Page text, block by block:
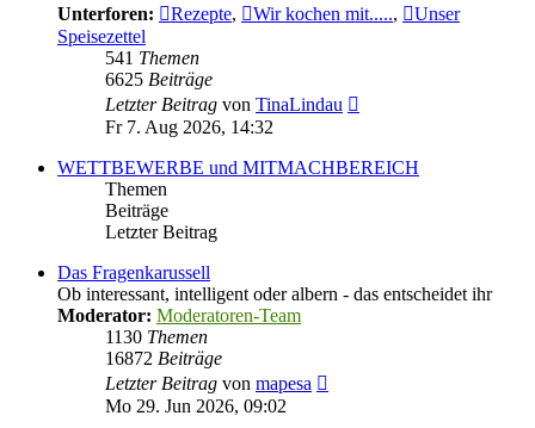
Unterforen:
Rezepte, Wir kochen mit.....,
Unser
Speisezettel
541 Themen
6625 Beiträge
Letzter Beitrag von TinaLindau
Fr 7. Aug 2026, 14:32
WETTBEWERBE und MITMACHBEREICH
Themen
Beiträge
Letzter Beitrag
Das Fragenkarussell
Ob interessant, intelligent oder albern - das entscheidet ihr
Moderator: Moderatoren-Team
1130 Themen
16872 Beiträge
Letzter Beitrag von mapesa
Mo 29. Jun 2026, 09:02